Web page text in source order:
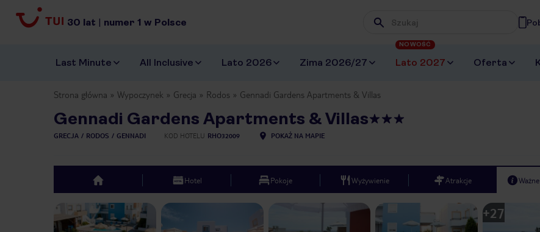
30 lat | numer 1 w Polsce Wpisz frazę, której szukasz
Last Minute All Inclusive Lato 2026 Zima 2026/27 Lato 2027
NOWOŚĆ
Oferta
Strona główna Wypoczynek Grecja Rodos Gennadi Gardens Apartments & Villas
Gennadi Gardens Apartments & Villas
GRECJA RODOS GENNADI KOD HOTELU RHO32009 POKAŻ NA MAPIE
top Hotel Pokoje Wyżywienie Atrakcje
Previous slide +27